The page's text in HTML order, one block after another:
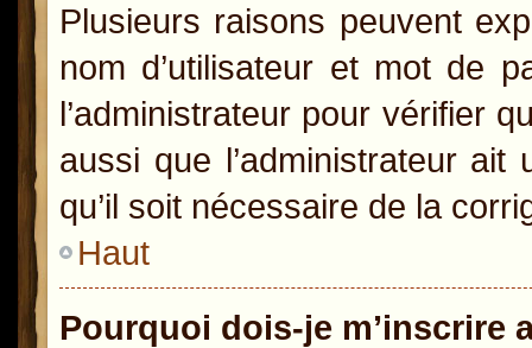
Plusieurs raisons peuvent
nom d’utilisateur et mot de
l’administrateur pour vérifier
aussi que l’administrateur
qu’il soit nécessaire de la
Haut
Pourquoi dois-je m’inscrire